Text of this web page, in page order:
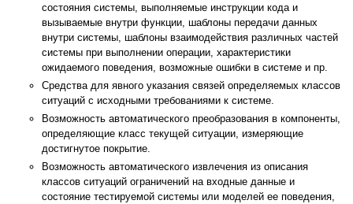
состояния системы, выполняемые инструкции кода и
вызываемые внутри функции, шаблоны передачи данных
внутри системы, шаблоны взаимодействия различных частей
системы при выполнении операции, характеристики
ожидаемого поведения, возможные ошибки в системе и пр.
Средства для явного указания связей определяемых классов
ситуаций с исходными требованиями к системе.
Возможность автоматического преобразования в компоненты,
определяющие класс текущей ситуации, измеряющие
достигнутое покрытие.
Возможность автоматического извлечения из описания
классов ситуаций ограничений на входные данные и
состояние тестируемой системы или моделей ее поведения,